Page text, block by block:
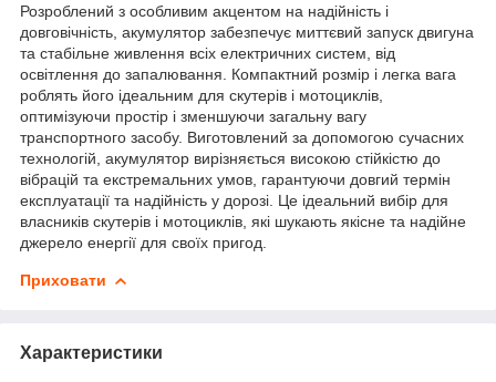
Розроблений з особливим акцентом на надійність і
довговічність, акумулятор забезпечує миттєвий запуск двигуна
та стабільне живлення всіх електричних систем, від
освітлення до запалювання. Компактний розмір і легка вага
роблять його ідеальним для скутерів і мотоциклів,
оптимізуючи простір і зменшуючи загальну вагу
транспортного засобу. Виготовлений за допомогою сучасних
технологій, акумулятор вирізняється високою стійкістю до
вібрацій та екстремальних умов, гарантуючи довгий термін
експлуатації та надійність у дорозі. Це ідеальний вибір для
власників скутерів і мотоциклів, які шукають якісне та надійне
джерело енергії для своїх пригод.
Приховати
Характеристики